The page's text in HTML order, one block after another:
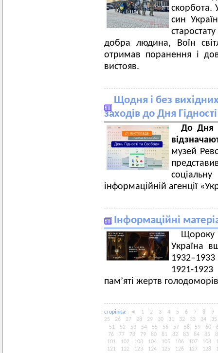
скорбота.
син
добра людина, Воїн
отримав поранення і
вистояв.
Щодня і без
заходів до Дня
До Дня
музей
інформаційній агенції
Інформаційні
Щороку
Україна
1921-
пам’яті жертв
сторiнка: ◄ 1 2 3 4 5 6 7 8
9
25
26 27 28 29 30 31 32 33 34
35
51
52 53 54 55 56 57 58 59 60
76
77 78 79 80 81 82 83 84 85
101
102 103 104 105 106 107 108
121
122 123 124 125 126 127 128